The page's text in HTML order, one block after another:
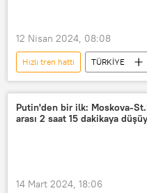
12 Nisan 2024, 08:08
Hızlı tren hattı TÜRKİYE
Yüksek Hızlı Tren (YHT)
İzmir
İzmir Büyükşehir Belediye
Eskişehir
Ankara
Putin'den bir ilk: Moskova-
arası 2 saat 15 dakikaya
14 Mart 2024, 18:06